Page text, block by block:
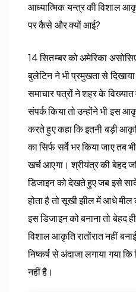
आध्यात्मिक यन्त्र की विशाल
पर कैसे और क्यों आई?
14 सितम्बर को अमेरिका
बुलेटिन ने भी प्रमुखता से
समाचार पत्रों ने शहर के विख्यात
संपर्क किया तो उन्होंने भी इस
करते हुए कहा कि इतनी बड़ी
का सिर्फ सर्वे भर किया जाए
खर्च आएगा। श्रीयंत्र की बेहद
डिजाइन को देखते हुए जब इसे
होता है तो सूखी झील में आधे मील
इस डिजाइन को बनाना तो बेहद
विशाल आकृति रातोंरात नहीं
निष्कर्ष से अंदाजा लगाया गया
नहीं है।